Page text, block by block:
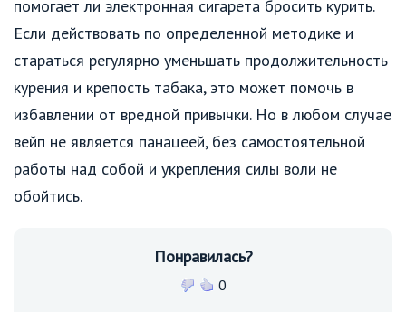
помогает ли электронная сигарета бросить курить.
Если действовать по определенной методике и
стараться регулярно уменьшать продолжительность
курения и крепость табака, это может помочь в
избавлении от вредной привычки. Но в любом случае
вейп не является панацеей, без самостоятельной
работы над собой и укрепления силы воли не
обойтись.
Понравилась?
0